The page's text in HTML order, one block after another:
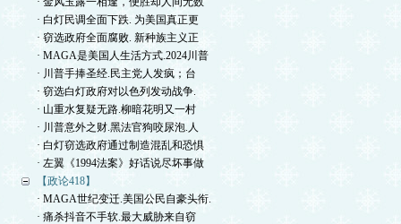
· 白灯民调全面下跌. 为美国真正更
· 窃选政府全面腐败. 新种族主义正
· MAGA是美国人生活方式.2024川普
· 川普手捧圣经.民主党人发疯；台
· 窃选白灯政府对以色列发动战争.
· 山重水复疑无路.柳暗花明又一村
· 川普意外之财.黑法官狗咬尿泡.人
· 白灯窃选政府通过制造混乱和恐惧
· 左翼《1994法案》好话说尽坏事做
【政论418】
· MAGA世纪变迁.美国公民自豪头衔.
· 痛杀抖音不手软.最大威胁来自窃